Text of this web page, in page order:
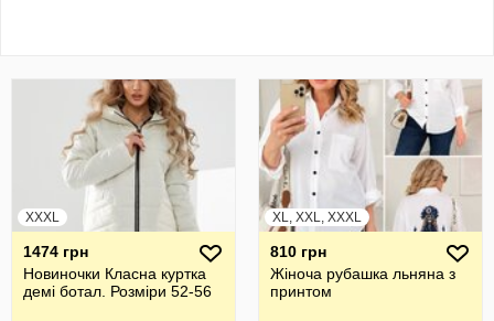
XXXL
1474 грн
Новиночки Класна куртка
демі ботал. Розміри 52-56
XL, XXL, XXXL
810 грн
Жiноча рубашка льняна з
принтом